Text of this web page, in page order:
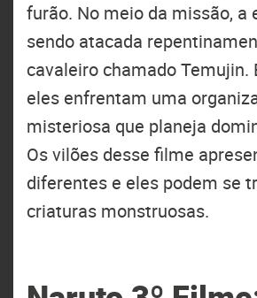
furão. No meio da missão, a
sendo atacada
cavaleiro chamado Temujin.
eles enfrentam uma
misteriosa que planeja
Os vilões desse filme
diferentes e eles podem se
criaturas monstruosas.